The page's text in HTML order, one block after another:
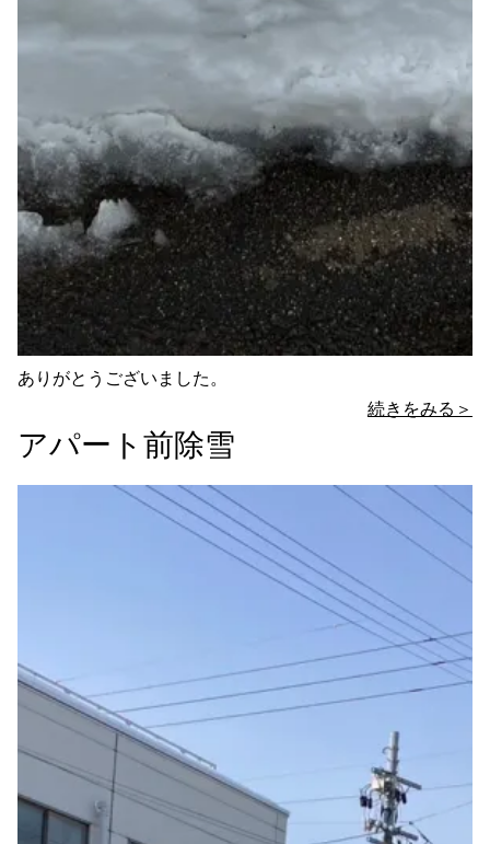
ありがとうございました。
続きをみる＞
アパート前除雪